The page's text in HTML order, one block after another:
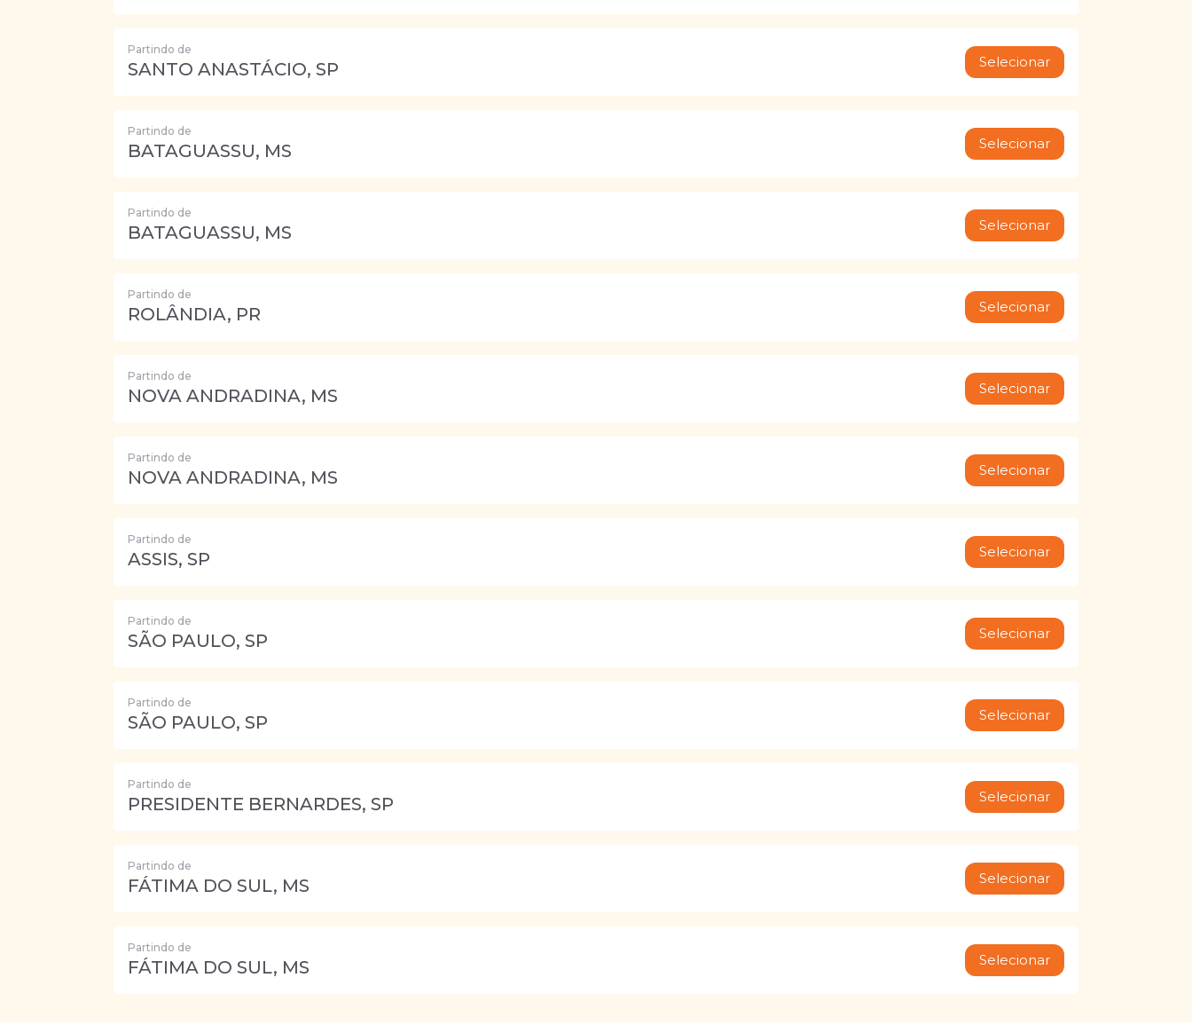
Partindo de
SANTO ANASTÁCIO, SP Selecionar
Partindo de
BATAGUASSU, MS Selecionar
Partindo de
BATAGUASSU, MS Selecionar
Partindo de
ROLÂNDIA, PR Selecionar
Partindo de
NOVA ANDRADINA, MS Selecionar
Partindo de
NOVA ANDRADINA, MS Selecionar
Partindo de
ASSIS, SP Selecionar
Partindo de
SÃO PAULO, SP Selecionar
Partindo de
SÃO PAULO, SP Selecionar
Partindo de
PRESIDENTE BERNARDES, SP Selecionar
Partindo de
FÁTIMA DO SUL, MS Selecionar
Partindo de
FÁTIMA DO SUL, MS Selecionar